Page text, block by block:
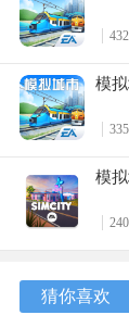
游戏特色
属于自己的城
2、丰富的交
3、独特的任
模
模
猜你喜欢